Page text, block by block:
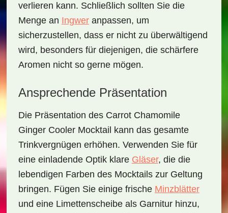
verlieren kann. Schließlich sollten Sie die
Menge an Ingweranpassen, um
sicherzustellen, dass er nicht zu überwältigend
wird, besonders für diejenigen, die schärfere
Aromen nicht so gerne mögen.
Ansprechende Präsentation
Die Präsentation des Carrot Chamomile
Ginger Cooler Mocktail kann das gesamte
Trinkvergnügen erhöhen. Verwenden Sie für
eine einladende Optik klare Gläser, die die
lebendigen Farben des Mocktails zur Geltung
bringen. Fügen Sie einige frische Minzblätter
und eine Limettenscheibe als Garnitur hinzu,